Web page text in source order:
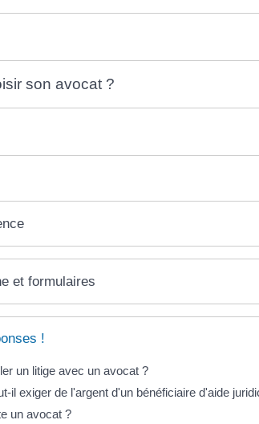
son avocat ?
et formulaires
!
un litige avec un avocat ?
il exiger de l'argent d'un bénéficiaire d'aide
un avocat ?